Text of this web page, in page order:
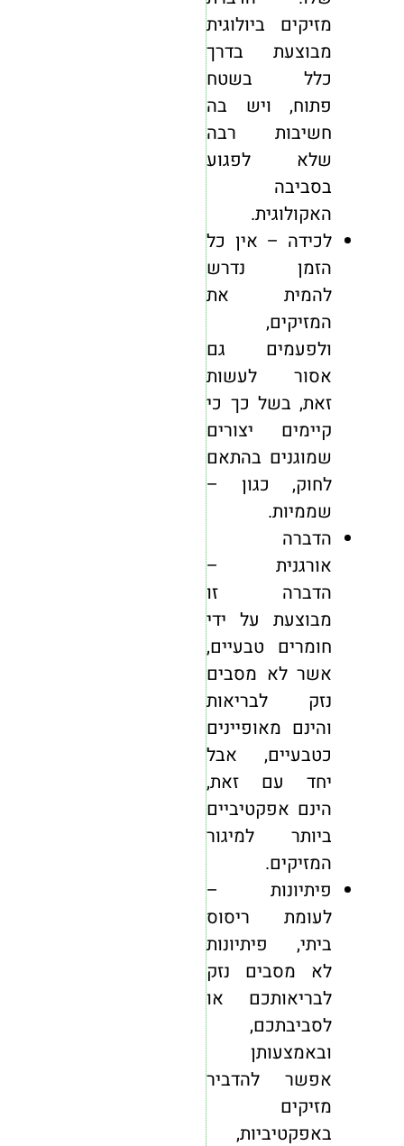
מזיקים ביולוגית
מבוצעת בדרך
כלל בשטח
פתוח, ויש בה
חשיבות רבה
שלא לפגוע
בסביבה
האקולוגית.
לכידה – אין כל
הזמן נדרש
להמית את
המזיקים,
ולפעמים גם
אסור לעשות
זאת, בשל כך כי
קיימים יצורים
שמוגנים בהתאם
לחוק, כגון –
שממיות.
הדברה
אורגנית–
הדברה זו
מבוצעת על ידי
חומרים טבעיים,
אשר לא מסבים
נזק לבריאות
והינם מאופיינים
כטבעיים, אבל
יחד עם זאת,
הינם אפקטיביים
ביותר למיגור
המזיקים.
פיתיונות –
לעומת ריסוס
ביתי, פיתיונות
לא מסבים נזק
לבריאותכם או
לסביבתכם,
ובאמצעותן
אפשר להדביר
מזיקים
באפקטיביות,